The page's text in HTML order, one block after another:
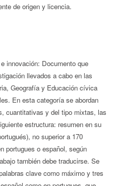
de origen y licencia.
innovación: Documento que
llevados a cabo en las
Geografía y Educación cívica
En esta categoría se abordan
cuantitativas y del tipo mixtas, las
estructura: resumen en su
no superior a 170
portugues o español, según
también debe traducirse. Se
clave como máximo y tres